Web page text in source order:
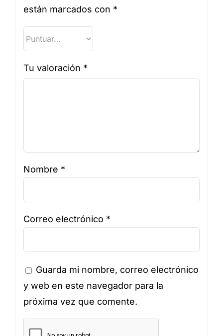
están marcados con *
Tu valoración *
Nombre *
Correo electrónico *
Guarda mi nombre, correo electrónico
y web en este navegador para la
próxima vez que comente.